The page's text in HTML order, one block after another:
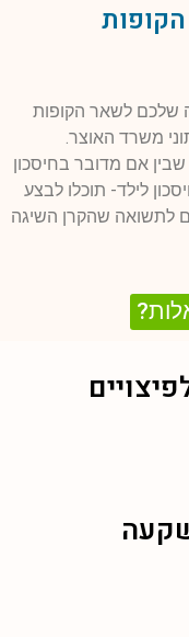
שלכם לשאר הקופות
משרד האוצר.
אם מדובר בחיסכון
לילד- תוכלו לבצע
לתשואה שהקרן השיגה